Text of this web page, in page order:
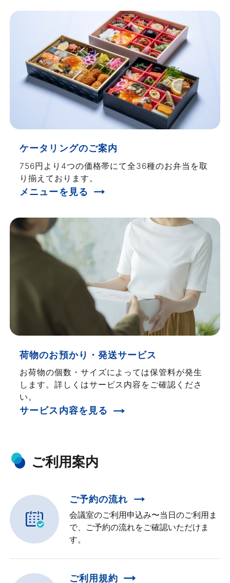
ケータリングのご案内
756円より4つの価格帯にて全36種のお弁当を取
り揃えております。
メニューを見る
荷物のお預かり・発送サービス
お荷物の個数・サイズによっては保管料が発生
します。詳しくはサービス内容をご確認くださ
い。
サービス内容を見る
ご利用案内
ご予約の流れ
会議室のご利用申込み〜当日のご利用ま
で、ご予約の流れをご確認いただけま
す。
ご利用規約